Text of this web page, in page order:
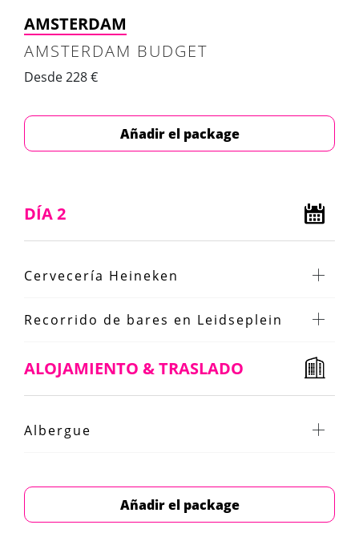
AMSTERDAM
AMSTERDAM BUDGET
Desde 228 €
Añadir el package
DÍA 2
Cervecería Heineken
Recorrido de bares en Leidseplein
ALOJAMIENTO & TRASLADO
Albergue
Añadir el package